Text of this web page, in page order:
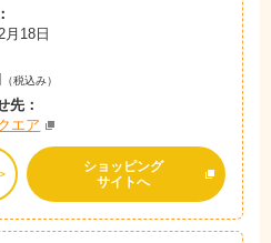
月18日
（税込み）
先：
エア
ショッピング
サイトへ